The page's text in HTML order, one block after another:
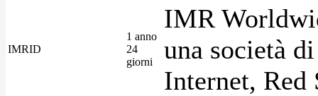
IMRID
1 anno
24
giorni
IMR
una società
Internet, Red